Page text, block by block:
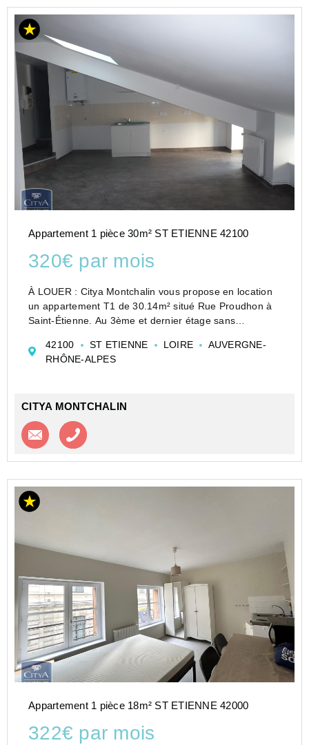
Appartement 1 pièce 30m² ST ETIENNE 42100
320€ par mois
À LOUER : Citya Montchalin vous propose en location
un appartement T1 de 30.14m² situé Rue Proudhon à
Saint-Étienne. Au 3ème et dernier étage sans
coin cuisine, d'une salle d'eau et wc. Idéal...
42100 ST ETIENNE LOIRE
AUVERGNE-
RHÔNE-ALPES
CITYA MONTCHALIN
Contacter l'agence
Appartement 1 pièce 18m² ST ETIENNE 42000
322€ par mois